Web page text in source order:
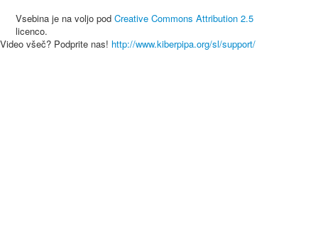
Vsebina je na voljo pod Creative Commons Attribution 2.5
licenco.
Video všeč? Podprite nas! http://www.kiberpipa.org/sl/support/